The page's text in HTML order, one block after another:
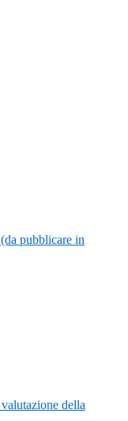
pubblicare in
della